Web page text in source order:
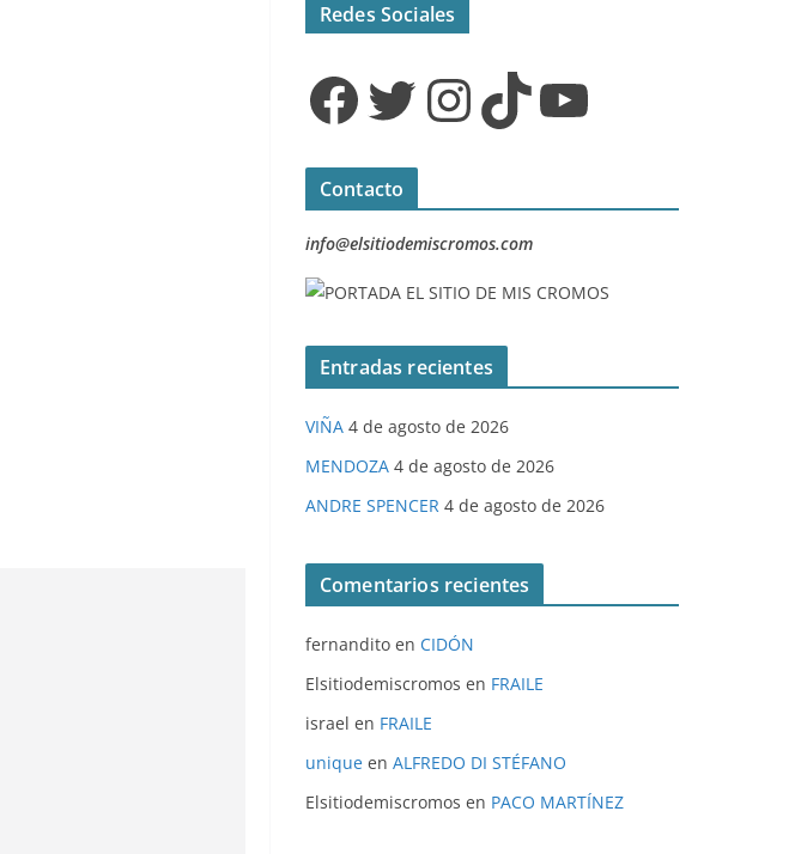
Redes Sociales
Facebook Twitter InstagramTikTok YouTube
Contacto
info@elsitiodemiscromos.com
Entradas recientes
VIÑA 4 de agosto de 2026
MENDOZA 4 de agosto de 2026
ANDRE SPENCER 4 de agosto de 2026
Comentarios recientes
fernandito en CIDÓN
Elsitiodemiscromos en FRAILE
israel en FRAILE
unique en ALFREDO DI STÉFANO
Elsitiodemiscromos en PACO MARTÍNEZ